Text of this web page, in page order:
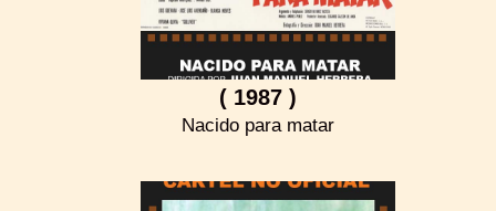
( 1987 )
Nacido para matar